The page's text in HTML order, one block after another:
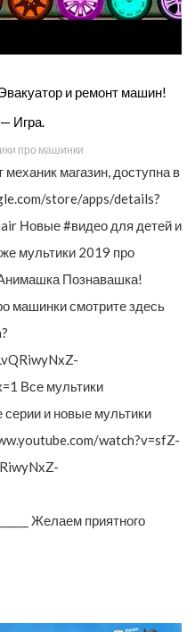
и ремонт машин!
Игра.
про машинки
механик магазин, доступна в
store/apps/details?
Новые #видео для детей и
мультики 2019 про
Познавашка!
машинки смотрите здесь
Все мультики
и новые мультики
watch?v=sfZ-
Желаем приятного